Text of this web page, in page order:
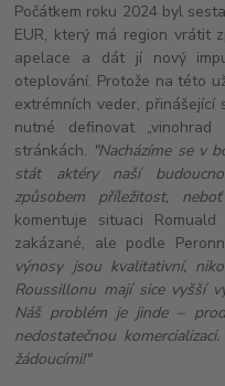
Počátkem roku 2024 byl
EUR, který má region vrátit
apelace a dát jí nový
oteplování. Protože na této
extrémních veder, přinášející
nutné definovat
stránkách. "Nacházíme se v
stát aktéry naší
způsobem příležitost,
komentuje situaci
zakázané, ale podle
výnosy jsou kvalitativní,
Roussillonu mají sice vyšší
Náš problém je jinde –
nedostatečnou
žádoucími!"